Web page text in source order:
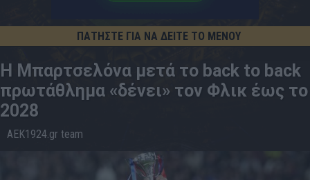
ΠΑΤΗΣΤΕ ΓΙΑ ΝΑ ΔΕΙΤΕ ΤΟ ΜΕΝΟΥ
Η Μπαρτσελόνα μετά το back to back
πρωτάθλημα «δένει» τον Φλικ έως το
2028
AEK1924.gr team